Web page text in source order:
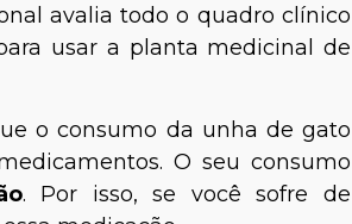
avalia todo o quadro clínico
usar a planta medicinal de
o consumo da unha de gato
O seu consumo
. Por isso, se você sofre de